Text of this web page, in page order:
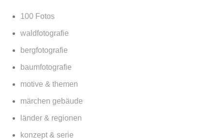
100 Fotos
waldfotografie
bergfotografie
baumfotografie
motive & themen
märchen gebäude
länder & regionen
konzept & serie